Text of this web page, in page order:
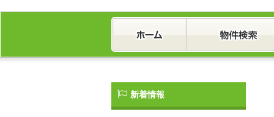
一戸建て
マンション
土地
新着情報